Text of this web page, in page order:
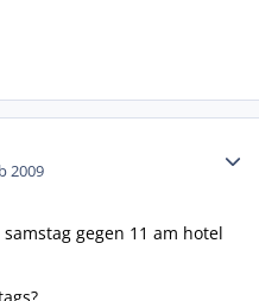
2009
gegen 11 am hotel